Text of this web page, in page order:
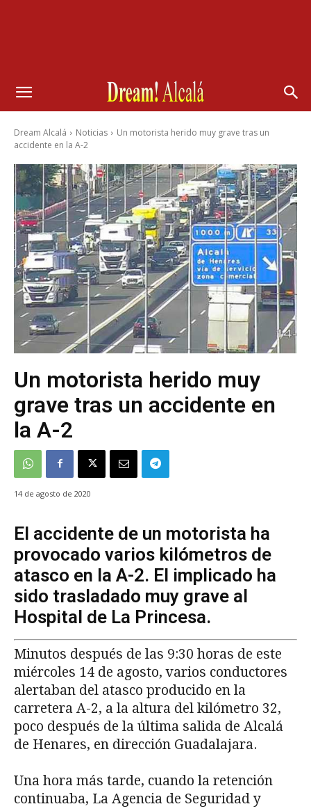
Dream Alcalá Noticias
Un motorista herido muy grave tras un
accidente en la A-2
Un motorista herido muy
grave tras un accidente en
la A-2
14 de agosto de 2020
El accidente de un motorista ha
provocado varios kilómetros de
atasco en la A-2. El implicado ha
sido trasladado muy grave al
Hospital de La Princesa.
Minutos después de las 9:30 horas de este
miércoles 14 de agosto, varios conductores
alertaban del atasco producido en la
carretera A-2, a la altura del kilómetro 32,
poco después de la última salida de Alcalá
de Henares, en dirección Guadalajara.
Una hora más tarde, cuando la retención
continuaba, La Agencia de Seguridad y